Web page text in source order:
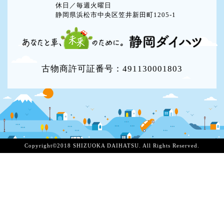
休日／毎週火曜日
静岡県浜松市中央区笠井新田町1205-1
古物商許可証番号：491130001803
Copyright©2018 SHIZUOKA DAIHATSU. All Rights Reserved.